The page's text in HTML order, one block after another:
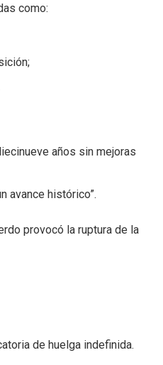
como:
años sin mejoras
avance histórico”.
provocó la ruptura de la
de huelga indefinida.